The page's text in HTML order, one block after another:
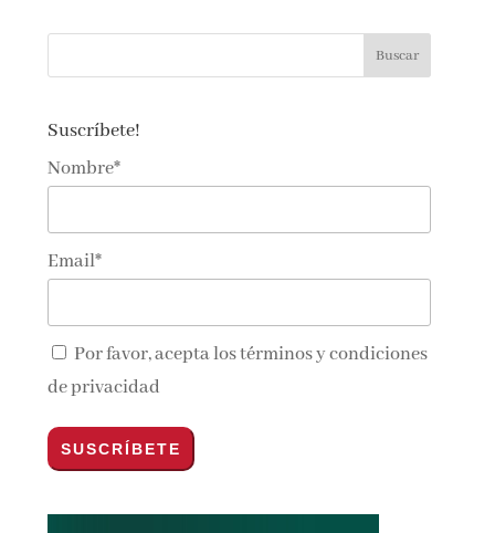
Suscríbete!
Nombre*
Email*
Por favor, acepta lostérminos y condiciones
de privacidad